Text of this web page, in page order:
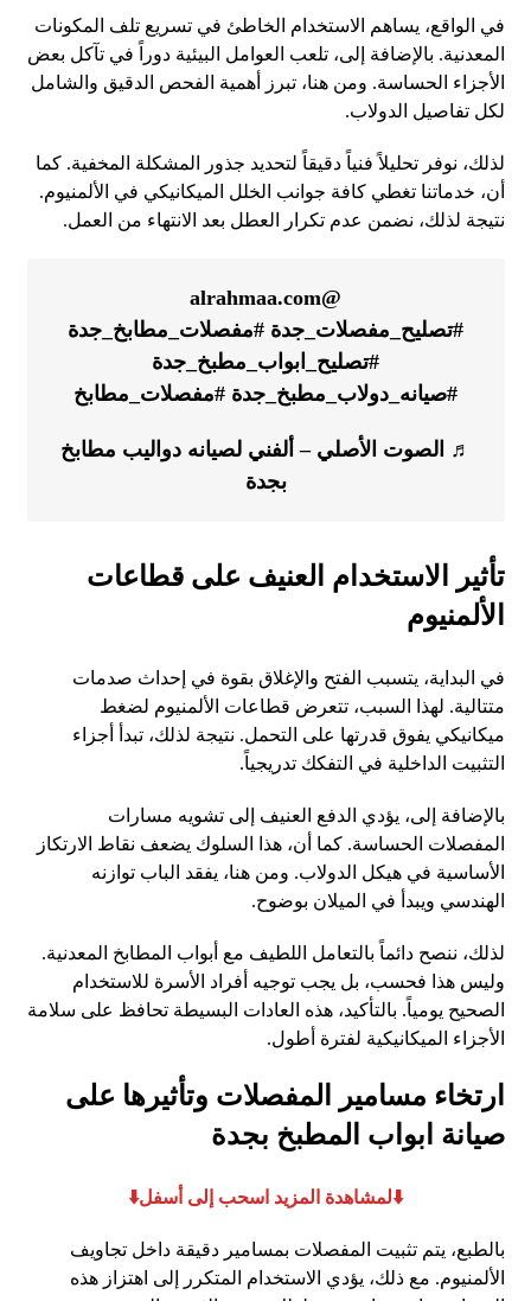
في الواقع، يساهم الاستخدام الخاطئ في تسريع تلف المكونات
المعدنية. بالإضافة إلى، تلعب العوامل البيئية دوراً في تآكل بعض
الأجزاء الحساسة. ومن هنا، تبرز أهمية الفحص الدقيق والشامل
لكل تفاصيل الدولاب.
لذلك، نوفر تحليلاً فنياً دقيقاً لتحديد جذور المشكلة المخفية. كما
أن، خدماتنا تغطي كافة جوانب الخلل الميكانيكي في الألمنيوم.
نتيجة لذلك، نضمن عدم تكرار العطل بعد الانتهاء من العمل.
@alrahmaa.com
#تصليح_مفصلات_جدة #مفصلات_مطابخ_جدة
#تصليح_ابواب_مطبخ_جدة
#صيانه_دولاب_مطبخ_جدة #مفصلات_مطابخ
♬ الصوت الأصلي – ألفني لصيانه دواليب مطابخ
بجدة
تأثير الاستخدام العنيف على قطاعات
الألمنيوم
في البداية، يتسبب الفتح والإغلاق بقوة في إحداث صدمات
متتالية. لهذا السبب، تتعرض قطاعات الألمنيوم لضغط
ميكانيكي يفوق قدرتها على التحمل. نتيجة لذلك، تبدأ أجزاء
التثبيت الداخلية في التفكك تدريجياً.
بالإضافة إلى، يؤدي الدفع العنيف إلى تشويه مسارات
المفصلات الحساسة. كما أن، هذا السلوك يضعف نقاط الارتكاز
الأساسية في هيكل الدولاب. ومن هنا، يفقد الباب توازنه
الهندسي ويبدأ في الميلان بوضوح.
لذلك، ننصح دائماً بالتعامل اللطيف مع أبواب المطابخ المعدنية.
وليس هذا فحسب، بل يجب توجيه أفراد الأسرة للاستخدام
الصحيح يومياً. بالتأكيد، هذه العادات البسيطة تحافظ على سلامة
الأجزاء الميكانيكية لفترة أطول.
ارتخاء مسامير المفصلات وتأثيرها على
صيانة ابواب المطبخ بجدة
⬇️لمشاهدة المزيد اسحب إلى أسفل⬇️
بالطبع، يتم تثبيت المفصلات بمسامير دقيقة داخل تجاويف
الألمنيوم. مع ذلك، يؤدي الاستخدام المتكرر إلى اهتزاز هذه